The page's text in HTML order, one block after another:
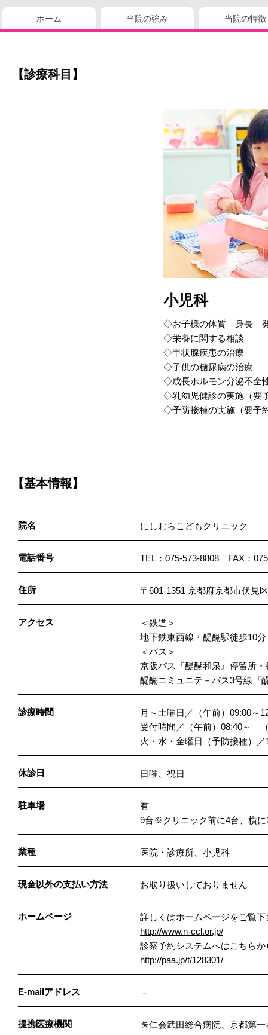
ホーム 当院の強み 当院の特徴
【診療科目】
小児科
◇お子様の体質 身長
◇栄養に関する相談
◇甲状腺疾患の治療
◇子供の糖尿病の治療
◇成長ホルモン分泌不全
◇乳幼児健診の実施（要
◇予防接種の実施（要予
【基本情報】
院名 にしむらこどもクリニック
電話番号 TEL：075-573-8808 FAX：
住所 〒601-1351 京都府京都市伏見
アクセス
＜鉄道＞
地下鉄東西線・醍醐駅徒歩10分
＜バス＞
京阪バス『醍醐和泉』停留所・
醍醐コミュニテ－バス3号線『
診療時間
月～土曜日／（午前）09:00
受付時間／（午前）08:40～
火・水・金曜日（予防接種）
休診日 日曜、祝日
駐車場
有
9台※クリニック前に4台、横
業種 医院・診療所、小児科
現金以外の支払い方法 お取り扱いしておりません
ホームページ
詳しくはホームページをご覧下
http://www.n-ccl.or.jp/
診察予約システムへはこちらか
http://paa.jp/t/128301/
E-mailアドレス －
提携医療機関 医仁会武田総合病院、京都第